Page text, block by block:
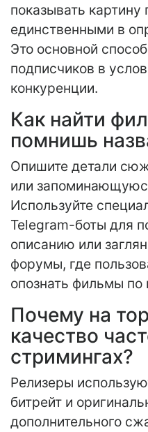
показывать
единственными в
Это основной
подписчиков в
конкуренции.
Как найти
помнишь
Опишите детали
или
Используйте
Telegram-боты для
описанию или
форумы, где
опознать фильмы по
Почему на
качество
стримингах?
Релизеры
битрейт и
дополнительного